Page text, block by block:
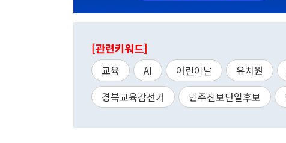
[관련키워드]
교육 AI 어린이날 유치원
경북교육감선거
민주진보단일후보